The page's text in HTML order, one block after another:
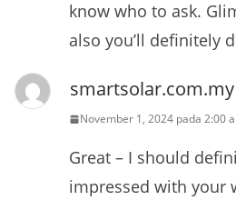
know who to ask.
also you’ll definitely
smartsolar.com.my
November 1, 2024 pada 2:00
Great – I should
impressed with your